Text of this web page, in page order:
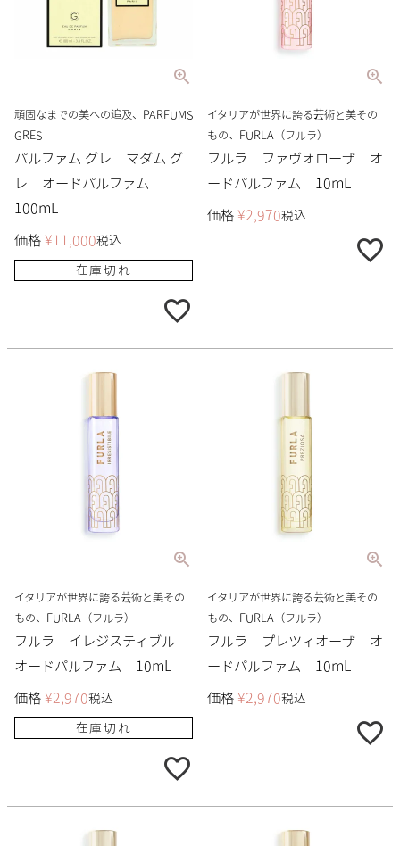
頑固なまでの美への追及、PARFUMS
GRES
パルファム グレ マダム グ
レ オードパルファム
100mL
価格 ¥11,000税込
在庫切れ
イタリアが世界に誇る芸術と美その
もの、FURLA（フルラ）
フルラ ファヴォローザ オ
ードパルファム 10mL
価格 ¥2,970税込
イタリアが世界に誇る芸術と美その
もの、FURLA（フルラ）
フルラ イレジスティブル
オードパルファム 10mL
価格 ¥2,970税込
在庫切れ
イタリアが世界に誇る芸術と美その
もの、FURLA（フルラ）
フルラ プレツィオーザ オ
ードパルファム 10mL
価格 ¥2,970税込